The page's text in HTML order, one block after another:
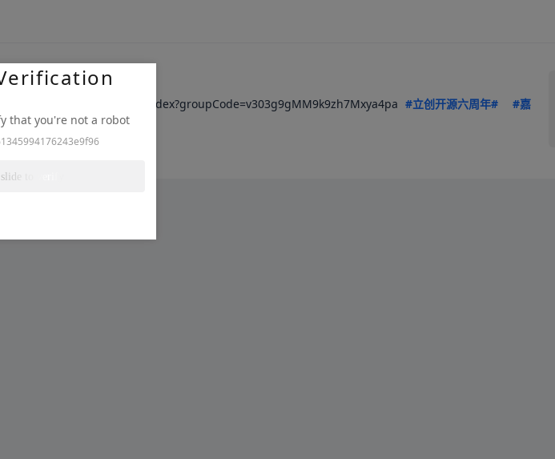
两位
user/group-detail/index?groupCode=v303g9gMM9k9zh7Mxya4pa #立创开源六周年#
#嘉
that you're not a robot
slide to verify